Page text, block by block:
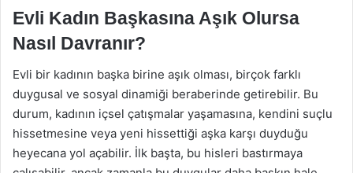
Evli Kadın Başkasına Aşık Olursa
Nasıl Davranır?
Evli bir kadının başka birine aşık olması, birçok farklı
duygusal ve sosyal dinamiği beraberinde getirebilir. Bu
durum, kadının içsel çatışmalar yaşamasına, kendini suçlu
hissetmesine veya yeni hissettiği aşka karşı duyduğu
heyecana yol açabilir. İlk başta, bu hisleri bastırmaya